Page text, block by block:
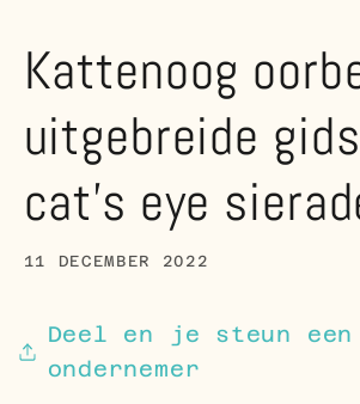
Kattenoog
uitgebreide
cat’s eye
11 DECEMBER 2022
Deel en je steun
ondernemer